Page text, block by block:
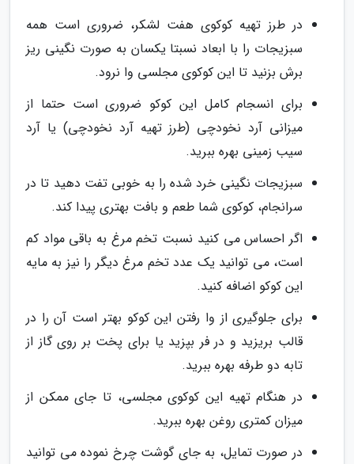
در طرز تهیه کوکوی هفت لشکر، ضروری است همه
سبزیجات را با ابعاد نسبتا یکسان به صورت نگینی ریز
برش بزنید تا این کوکوی مجلسی وا نرود.
برای انسجام کامل این کوکو ضروری است حتما از
میزانی آرد نخودچی (طرز تهیه آرد نخودچی) یا آرد
سیب زمینی بهره ببرید.
سبزیجات نگینی خرد شده را به خوبی تفت دهید تا در
سرانجام، کوکوی شما طعم و بافت بهتری پیدا کند.
اگر احساس می کنید نسبت تخم مرغ به باقی مواد کم
است، می توانید یک عدد تخم مرغ دیگر را نیز به مایه
این کوکو اضافه کنید.
برای جلوگیری از وا رفتن این کوکو بهتر است آن را در
قالب بریزید و در فر بپزید یا برای پخت بر روی گاز از
تابه دو طرفه بهره ببرید.
در هنگام تهیه این کوکوی مجلسی، تا جای ممکن از
میزان کمتری روغن بهره ببرید.
در صورت تمایل، به جای گوشت چرخ نموده می توانید